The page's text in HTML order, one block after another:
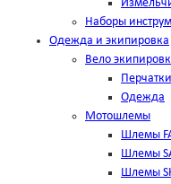
Наборы
Одежда и экипировка
Вело
Перчатки
Одежда
Мотошлемы
Шлемы
Шлемы
Шлемы